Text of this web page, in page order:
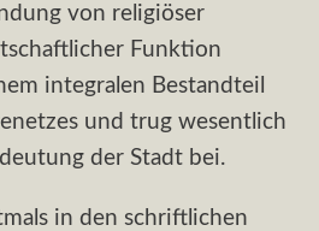
von religiöser
Funktion
integralen Bestandteil
und trug wesentlich
der Stadt bei.
in den schriftlichen